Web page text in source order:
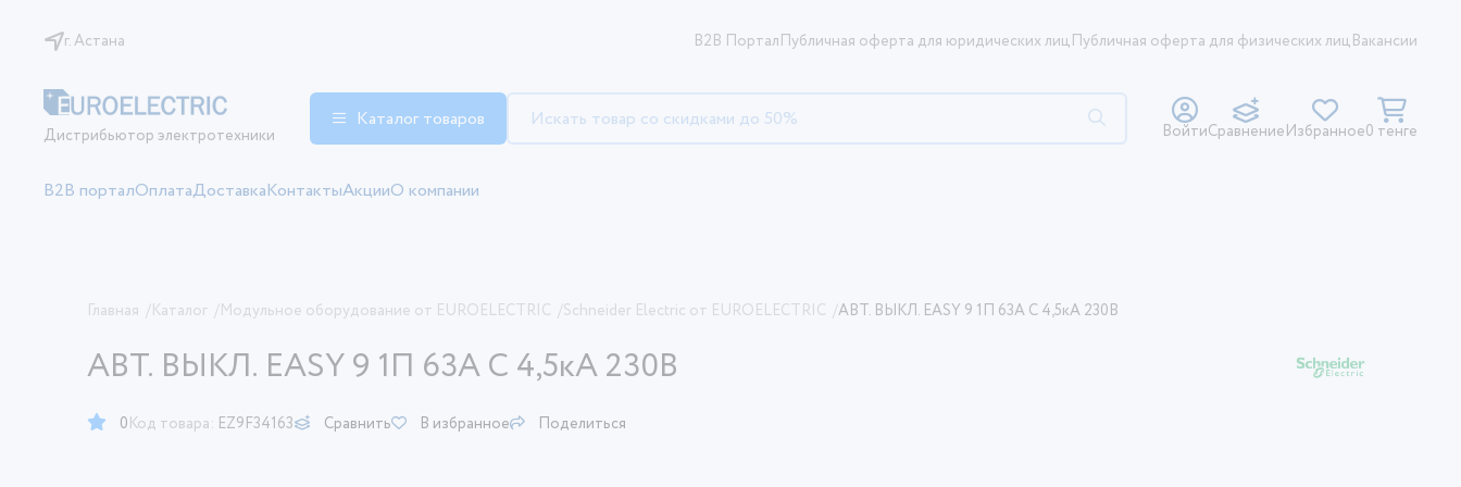
г. Астана B2B ПорталПубличная оферта для юридических лицПубличная оферта для физических лицВакансии
Дистрибьютор электротехники
Каталог товаров ВойтиСравнениеИзбранное0 тенге
B2B порталОплатаДоставкаКонтактыАкцииО компании
Главная /Каталог /Модульное оборудование от EUROELECTRIC /Schneider Electric от EUROELECTRIC /АВТ. ВЫКЛ. EASY 9 1П 63А С 4,5кА 230В
АВТ. ВЫКЛ. EASY 9 1П 63А С 4,5кА 230В
0Код товара: EZ9F34163 Сравнить В избранное Поделиться